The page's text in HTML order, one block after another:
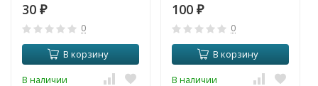
30 ₽
0
В корзину
В наличии
100 ₽
0
В корзину
В наличии